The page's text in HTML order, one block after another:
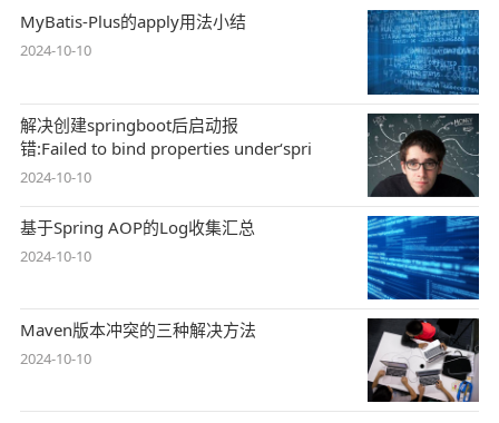
MyBatis-Plus的apply用法小结
2024-10-10
解决创建springboot后启动报
错:Failed to bind properties under‘spri
2024-10-10
基于Spring AOP的Log收集汇总
2024-10-10
Maven版本冲突的三种解决方法
2024-10-10